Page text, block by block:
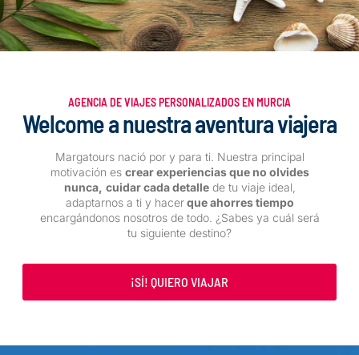
AGENCIA DE VIAJES PERSONALIZADOS EN MURCIA
Welcome a nuestra aventura viajera
Margatours nació por y para ti. Nuestra principal
motivación es crear experiencias que no olvides
nunca, cuidar cada detallede tu viaje ideal,
adaptarnos a ti y hacerque ahorres tiempo
encargándonos nosotros de todo. ¿Sabes ya cuál será
tu siguiente destino?
¡SÍ! QUIERO VIAJAR